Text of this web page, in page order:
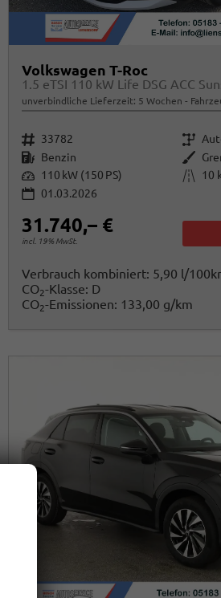
Volkswagen T-Roc
unverbindliche Lieferzeit: 5 Wochen
Fahrzeugnr. 33782 Getriebe
Kraftstoff Benzin Außenfarbe
Leistung 110 kW (150 PS) Kilometerstand
10
01.03.2026
31.740,– €
incl. 19% MwSt.
Verbrauch kombiniert: 5,90 l/
CO2-Klasse: D
CO2-Emissionen: 133,00 g/km